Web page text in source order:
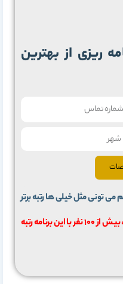
ریزی از بهترین
می تونی مثل خیلی ها رتبه برتر
چون توی کنکور 98، 99 و 1400، بیش از 100 نفر با این برنامه رتبه